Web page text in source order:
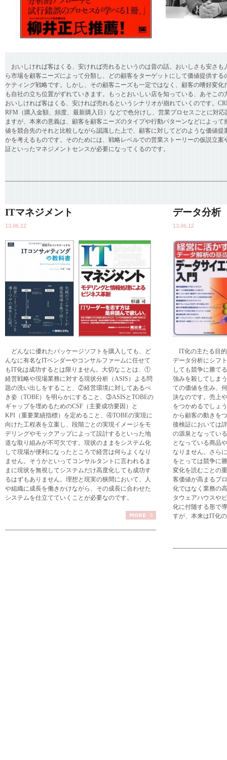
おいしければ客はくる、安ければ売れるというのは昔の話。おいしさも安さも
ら市場を顧客ニーズによって分類し、どの顧客をターゲットにして価値提供す
ケティング戦略です。しかし、その顧客ニーズも一定ではなく、顧客の嗜好変
も自社の立ち位置がずれていきます。もっとおいしい店を知っている、あそこ
おいしければ客はくる、安ければ売れるというシナリオが崩れていくのです。
RFM（購入金額、頻度、最新購入日）などで色分けし、営業プロセスごとに対
ますが、本来の意義は、顧客を顧客ニーズのタイプや行動パターンなどによっ
値を競合先のそれと比較しながら認識した上で、顧客に対してどのような価値
かを考えるものです。そのためには、戦略レベルでの営業ストーリーの仮説立
証といったマネジメントセンスが必要になってくるのです。
ITマネジメント
13.06.12
どんなに優れたパッケージソフトを購入しても、ど
んなに有名なITベンダーやコンサルファームに任せて
もIT化は成功するとは限りません。大切なことは、①
経営戦略や現場業務に対する現状分析（ASIS）よる問
題の洗い出しをすること、②経営環境に対してあるべ
き姿（TOBE）を明らかにすること、③ASISとTOBEの
ギャップを埋めるためのCSF（主要成功要因）と
KPI（重要業績指標）を定めること、④TOBEの実現に
向けた工程表を立案し、段階ごとの実現イメージをモ
デリングやモックアップによって設計するといった地
道な取り組みが不可欠です。現状のままをシステム化
して現場が便利になったところで経営は何らよくなり
ません。そうかといってコンサルタントに言われるま
まに現状を無視してシステムだけ高度化しても成功す
るはずもありません。理想と現実の狭間において、人
や組織に成長を働きかけながら、その成長に合わせた
システムを仕立てていくことが必要なのです。
データ分析
13.06.12
IT化の主たる目
データ分析にシフ
しても競争に勝て
強みを殺してしま
ての価値を生み、
決なのです。売上
をつかめるでしょ
から顧客の動きを
後検証においては
の源泉となってい
となっている商品
なりません。さら
をとっては競争に
変化を読むことの
客価値が高まるプ
化ではなく業務の
タウェアハウスや
化に付随する形で
すが、本来はIT化